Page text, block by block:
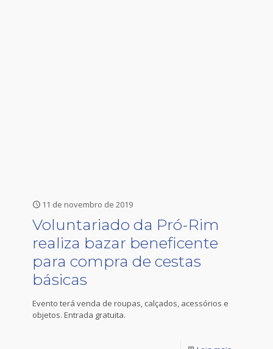
11 de novembro de 2019
Voluntariado da Pró-Rim
realiza bazar beneficente
para compra de cestas
básicas
Evento terá venda de roupas, calçados, acessórios e
objetos. Entrada gratuita.